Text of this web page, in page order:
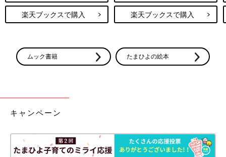
楽天ブックスで購入 楽天ブックスで購入
ムック書籍 たまひよの絵本
キャンペーン